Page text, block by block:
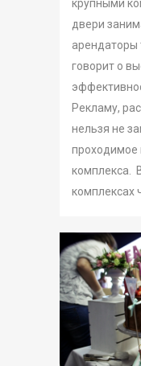
крупными
двери
арендаторы
говорит о
Рекламу,
нельзя не
проходимое
комплекса.
комплексах